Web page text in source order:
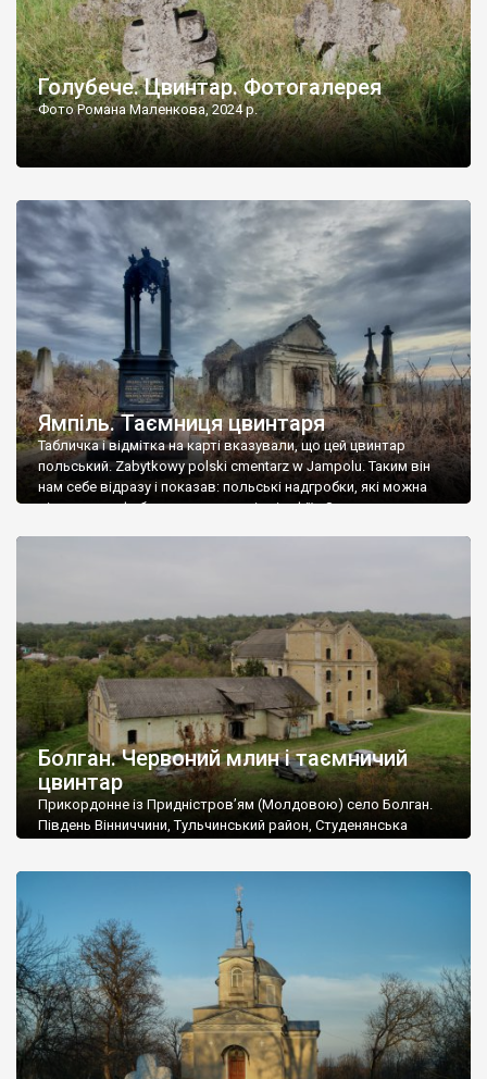
Голубече. Цвинтар. Фотогалерея
Фото Романа Маленкова, 2024 р.
Ямпіль. Таємниця цвинтаря
Табличка і відмітка на карті вказували, що цей цвинтар
польський. Zabytkowy polski cmentarz w Jampolu. Таким він
нам себе відразу і показав: польські надгробки, які можна
віднести до фабричних, польські епітафії… Загалом цвинтар
Болган. Червоний млин і таємничий
цвинтар
Прикордонне із Придністров’ям (Молдовою) село Болган.
Південь Вінниччини, Тульчинський район, Студенянська
старовинний цвинтар із кам’яними хрестами. Всі епітафії, які
збереглися, написані кирилицею, церковнослов’янською
мовою. За всіма традиційними ознаками – цвинтар
український. Хрести датуються 19 століттям. У 1924-1940
роках Болган […]